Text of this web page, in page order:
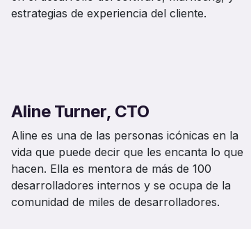
estrategias de experiencia del cliente.
Aline Turner, CTO
Aline es una de las personas icónicas en la
vida que puede decir que les encanta lo que
hacen. Ella es mentora de más de 100
desarrolladores internos y se ocupa de la
comunidad de miles de desarrolladores.